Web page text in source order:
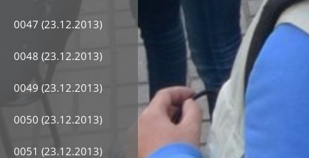
0047 (23.12.2013)
0048 (23.12.2013)
0049 (23.12.2013)
0050 (23.12.2013)
0051 (23.12.2013)